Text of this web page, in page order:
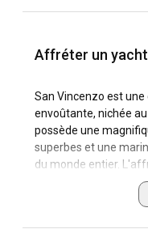
Affréter un
San Vincenzo est
envoûtante, nichée
possède une
superbes et une
du monde entier.
offre une occasion
cachés le long de la
marin chevronné ou